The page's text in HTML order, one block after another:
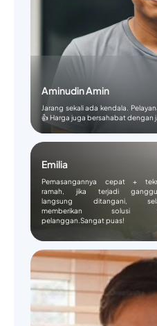
Aminudin Amin
Jarang sekali ada kendala.
👍 Harga juga bersahabat dengan
Emilia
Pemasangannya cepat +
ramah, jika terjadi
langsung ditangani,
memberikan solusi
pelanggan.Sangat puas!